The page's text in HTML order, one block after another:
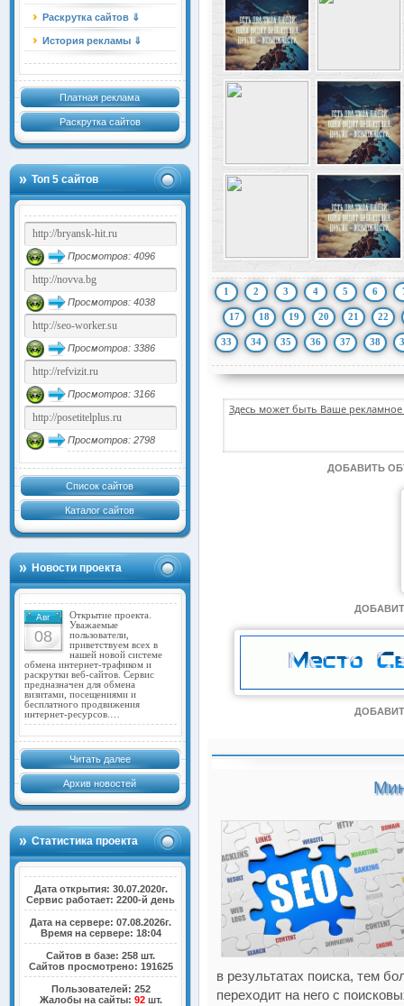
Раскрутка сайтов ⇓
История рекламы ⇓
Платная реклама
Раскрутка сайтов
Топ 5 сайтов
Просмотров: 4096
Просмотров: 4038
Просмотров: 3386
Просмотров: 3166
Просмотров: 2798
Список сайтов
Каталог сайтов
Новости проекта
Авг
08
Открытие проекта.
Уважаемые
пользователи,
приветствуем всех в
нашей новой системе
обмена интернет-трафиком и
раскрутки веб-сайтов. Сервис
предназначен для обмена
визитами, посещениями и
бесплатного продвижения
интернет-ресурсов.…
Читать далее
Архив новостей
Статистика проекта
Дата открытия: 30.07.2020г.
Сервис работает: 2200-й день
Дата на сервере: 07.08.2026г.
Время на сервере: 18:04
Сайтов в базе: 258 шт.
Сайтов просмотрено: 191625
Пользователей: 252
Жалобы на сайты: 92шт.
1 2 3 4 5 6
17 18 19 20 21 22
33 34 35 36 37 38
Здесь может быть Ваше
ДОБАВИТЬ
в результатах поиска, тем
переходит на него с